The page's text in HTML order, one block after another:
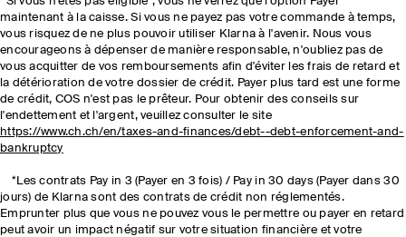
maintenant à la caisse. Si vous ne payez pas votre commande à temps,
vous risquez de ne plus pouvoir utiliser Klarna à l'avenir. Nous vous
encourageons à dépenser de manière responsable, n'oubliez pas de
vous acquitter de vos remboursements afin d'éviter les frais de retard et
la détérioration de votre dossier de crédit. Payer plus tard est une forme
de crédit, COS n'est pas le prêteur. Pour obtenir des conseils sur
l'endettement et l'argent, veuillez consulter le site
https://www.ch.ch/en/taxes-and-finances/debt--debt-enforcement-and-
bankruptcy
*Les contrats Pay in 3 (Payer en 3 fois) / Pay in 30 days (Payer dans 30
jours) de Klarna sont des contrats de crédit non réglementés.
Emprunter plus que vous ne pouvez vous le permettre ou payer en retard
peut avoir un impact négatif sur votre situation financière et votre